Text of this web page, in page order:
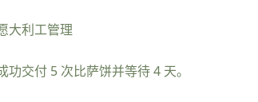
大利工管理
功交付 5 次比萨饼并等待 4 天。